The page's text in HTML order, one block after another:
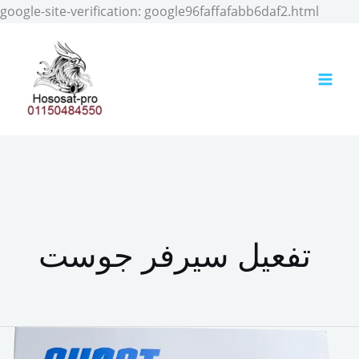
google-site-verification: google96faffafabb6daf2.html
تفعيل سيرفر جوست
تجديد